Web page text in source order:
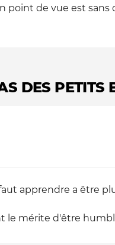
point de vue est
DES PETITS
apprendre a être
le mérite d'être